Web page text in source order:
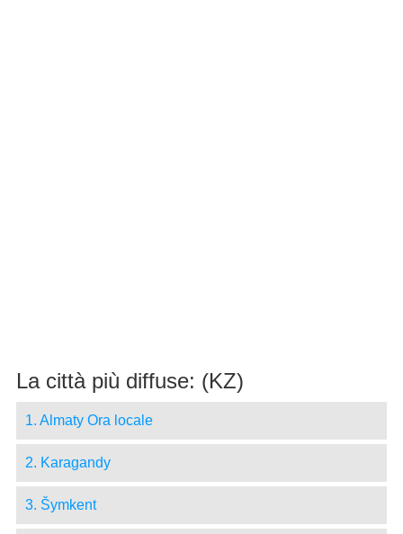
La città più diffuse: (KZ)
1. Almaty Ora locale
2. Karagandy
3. Šymkent